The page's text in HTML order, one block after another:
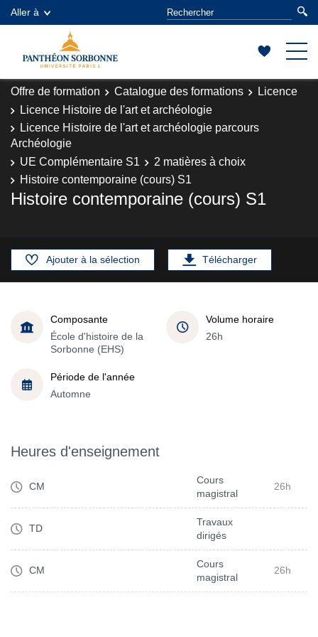
Aller à
Offre de formation Catalogue des formations
Licence
Licence Histoire de l'art et archéologie
Licence Histoire de l'art et archéologie parcours
Archéologie
UE Complémentaire S1
2 matières à choix
Histoire contemporaine (cours) S1
Histoire contemporaine (cours) S1
Ajouter à la sélection Télécharger
Composante
École d'histoire de la
Sorbonne (EHS)
Volume horaire
26h
Période de l'année
Automne
Heures d'enseignement
CM
Cours
magistral
26h
TD
Travaux
dirigés
CM
Cours
magistral
26h